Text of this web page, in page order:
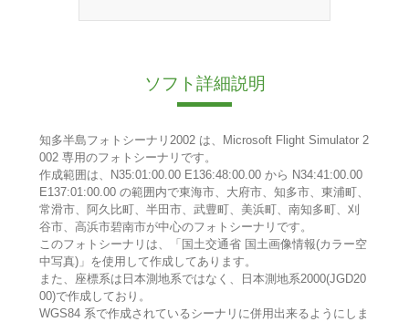
ソフト詳細説明
知多半島フォトシーナリ2002 は、Microsoft Flight Simulator 2
002 専用のフォトシーナリです。
作成範囲は、N35:01:00.00 E136:48:00.00 から N34:41:00.00
E137:01:00.00 の範囲内で東海市、大府市、知多市、東浦町、
常滑市、阿久比町、半田市、武豊町、美浜町、南知多町、刈
谷市、高浜市碧南市が中心のフォトシーナリです。
このフォトシーナリは、「国土交通省 国土画像情報(カラー空
中写真)」を使用して作成してあります。
また、座標系は日本測地系ではなく、日本測地系2000(JGD20
00)で作成しており。
WGS84 系で作成されているシーナリに併用出来るようにしま